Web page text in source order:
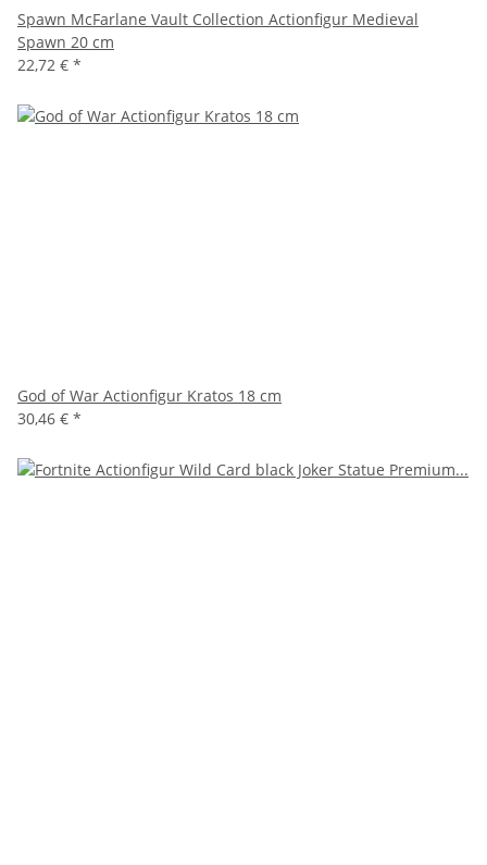
Spawn McFarlane Vault Collection Actionfigur Medieval
Spawn 20 cm
22,72 € *
God of War Actionfigur Kratos 18 cm
30,46 € *